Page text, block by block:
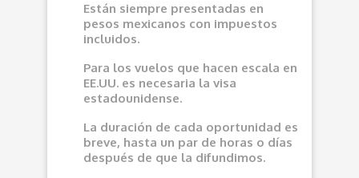
Están siempre presentadas en
pesos mexicanos con impuestos
incluidos.
Para los vuelos que hacen escala en
EE.UU. es necesaria la visa
estadounidense.
La duración de cada oportunidad es
breve, hasta un par de horas o días
después de que la difundimos.